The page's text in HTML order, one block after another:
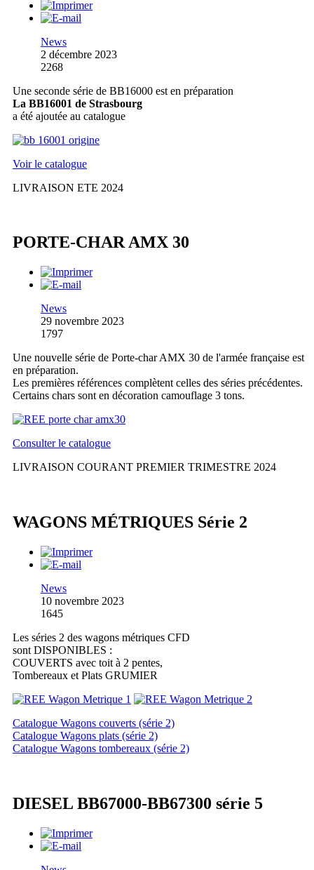
News
2 décembre 2023
2268
Une seconde série de BB16000 est en préparation
La BB16001 de Strasbourg
a été ajoutée au catalogue
Voir le catalogue
LIVRAISON ETE 2024
PORTE-CHAR AMX 30
News
29 novembre 2023
1797
Une nouvelle série de Porte-char AMX 30 de l'armée française est
en préparation.
Les premières références complètent celles des séries précédentes.
Certains chars sont en décoration camouflage 3 tons.
Consulter le catalogue
LIVRAISON COURANT PREMIER TRIMESTRE 2024
WAGONS MÉTRIQUES Série 2
News
10 novembre 2023
1645
Les séries 2 des wagons métriques CFD
sont DISPONIBLES :
COUVERTS avec toit à 2 pentes,
Tombereaux et Plats GRUMIER
Catalogue Wagons couverts (série 2)
Catalogue Wagons plats (série 2)
Catalogue Wagons tombereaux (série 2)
DIESEL BB67000-BB67300 série 5